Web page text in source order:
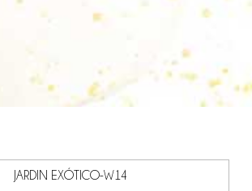
JARDIN EXÓTICO-W14